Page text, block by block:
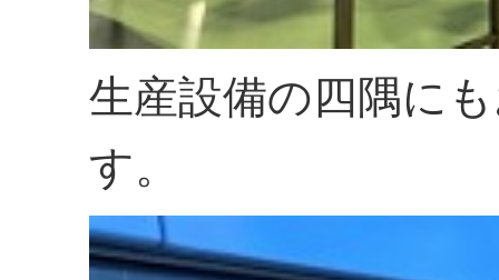
生産設備の四隅に
す。